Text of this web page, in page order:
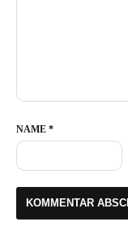
NAME *